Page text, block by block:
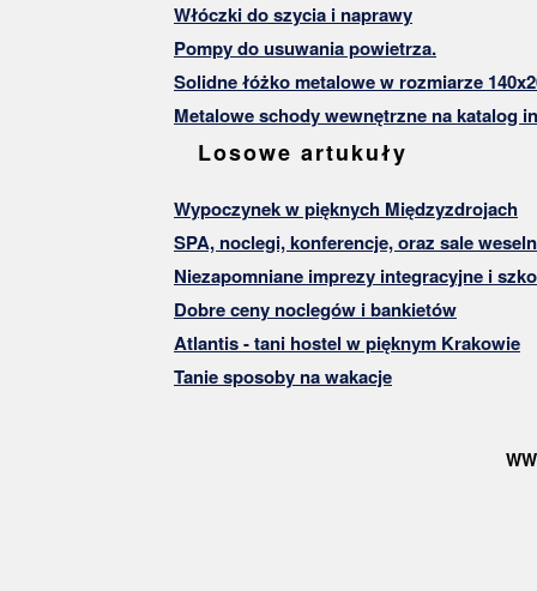
Włóczki do szycia i naprawy
Pompy do usuwania powietrza.
Solidne łóżko metalowe w rozmiarze
Metalowe schody wewnętrzne na katalog
Losowe artukuły
Wypoczynek w pięknych Międzyzdrojach
SPA, noclegi, konferencje, oraz sale
Niezapomniane imprezy integracyjne i
Dobre ceny noclegów i bankietów
Atlantis - tani hostel w pięknym Krakowie
Tanie sposoby na wakacje